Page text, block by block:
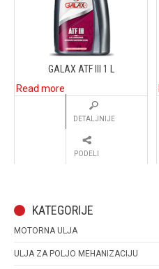
GALAX ATF III 1 L
Read more
DETALJNIJE
PODELI
KATEGORIJE
MOTORNA ULJA
ULJA ZA POLJO MEHANIZACIJU